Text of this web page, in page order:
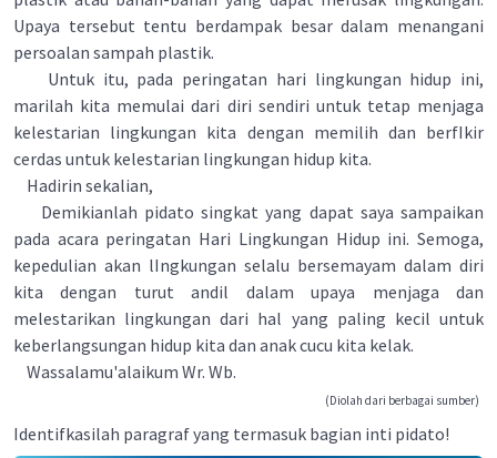
Upaya tersebut tentu berdampak besar dalam menangani
persoalan sampah plastik.
Untuk itu, pada peringatan hari lingkungan hidup ini,
marilah kita memulai dari diri sendiri untuk tetap menjaga
kelestarian lingkungan kita dengan memilih dan berfIkir
cerdas untuk kelestarian lingkungan hidup kita.
Hadirin sekalian,
Demikianlah pidato singkat yang dapat saya sampaikan
pada acara peringatan Hari Lingkungan Hidup ini. Semoga,
kepedulian akan lIngkungan selalu bersemayam dalam diri
kita dengan turut andil dalam upaya menjaga dan
melestarikan lingkungan dari hal yang paling kecil untuk
keberlangsungan hidup kita dan anak cucu kita kelak.
Wassalamu'alaikum Wr. Wb.
(Diolah dari berbagai sumber)
Identifkasilah paragraf yang termasuk bagian inti pidato!